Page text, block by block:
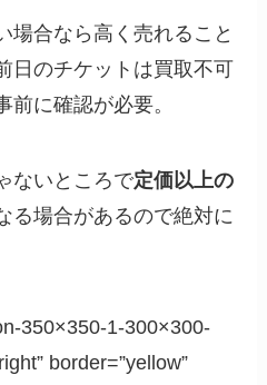
場合なら高く売れること
日のチケットは買取不可
前に確認が必要。
ないところで定価以上の
る場合があるので絶対に
350×350-1-300×300-
border=”yellow”